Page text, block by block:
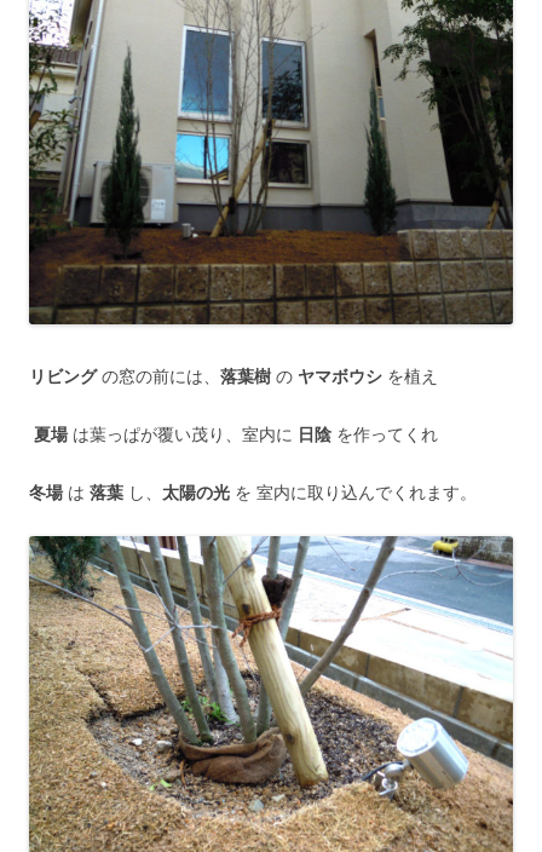
リビングの窓の前には、 落葉樹 の ヤマボウシ を植え
夏場 は葉っぱが覆い茂り、室内に 日陰 を作ってくれ
冬場 は 落葉 し、 太陽の光 を 室内に取り込んでくれます。